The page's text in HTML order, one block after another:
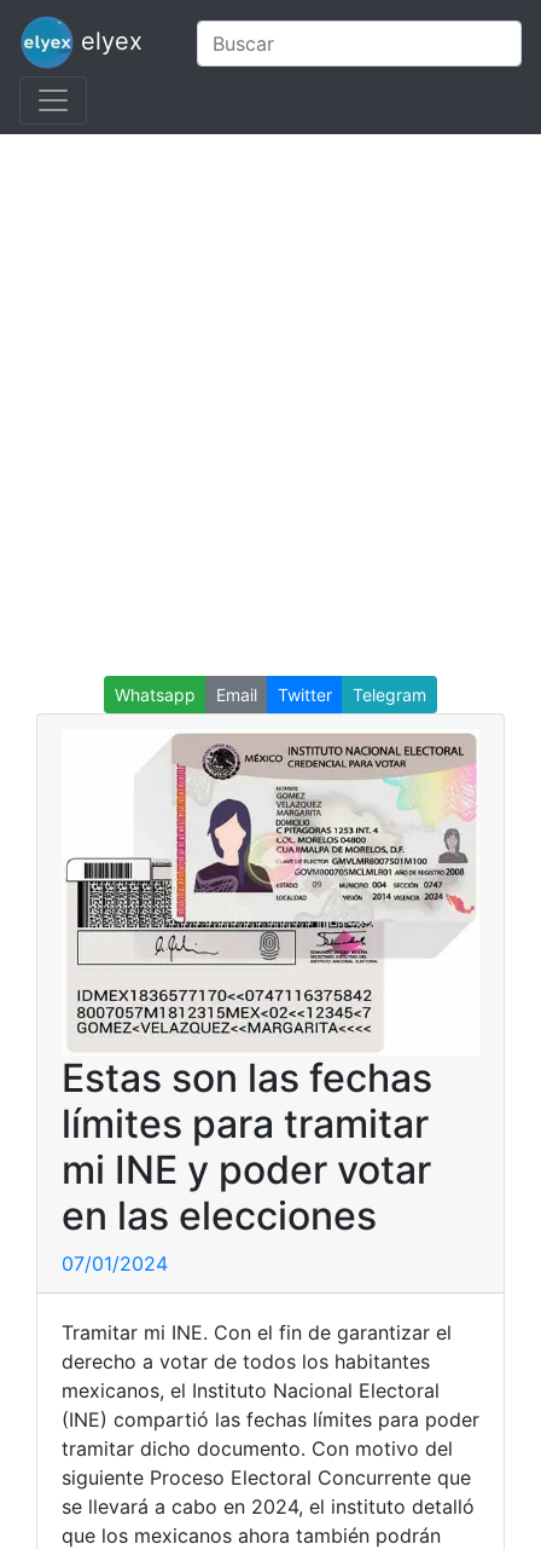
elyex
Whatsapp Email Twitter Telegram
Estas son las fechas
límites para tramitar
mi INE y poder votar
en las elecciones
07/01/2024
Tramitar mi INE. Con el fin de garantizar el
derecho a votar de todos los habitantes
mexicanos, el Instituto Nacional Electoral
(INE) compartió las fechas límites para poder
tramitar dicho documento. Con motivo del
siguiente Proceso Electoral Concurrente que
se llevará a cabo en 2024, el instituto detalló
que los mexicanos ahora también podrán